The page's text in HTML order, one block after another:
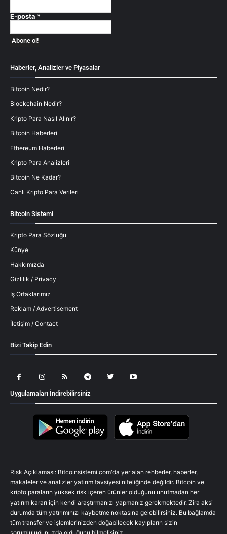
E-posta *
Haberler, Analizler ve Piyasalar
Bitcoin Nedir?
Blockchain Nedir?
Kripto Para Nasıl Alınır?
Bitcoin Haberleri
Ethereum Haberleri
Kripto Para Analizleri
Bitcoin Ne Kadar?
Canlı Kripto Para Verileri
Bitcoin Sistemi
Kripto Para Sözlüğü
Künye
Hakkımızda
Gizlilik / Privacy
İş Ortaklarımız
Reklam / Advertisement
İletişim / Contact
Bizi Takip Edin
Uygulamaları İndirebilirsiniz
Risk Açıklaması: Bitcoinsistemi.com'da yer alan rehberler, haberler,
makaleler ve analizler yatırım tavsiyesi niteliğinde değildir. Bitcoin ve
kripto paraların yüksek risk içeren ürünler olduğunu unutmadan her
yatırım kararı için kendi araştırmanızı yapmanız gerekmektedir. Zira aksi
durumda tüm yatırımınızı kaybetme noktasına gelebilirsiniz. Bu bağlamda
tüm transfer ve işlemlerinizden doğabilecek kayıpların sizin